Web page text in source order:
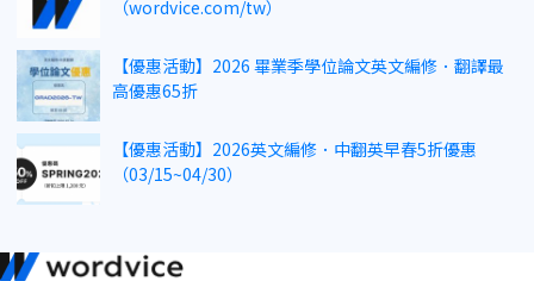
（wordvice.com/tw）
【優惠活動】2026 畢業季學位論文英文編修．翻譯最
高優惠65折
【優惠活動】2026英文編修．中翻英早春5折優惠
（03/15~04/30）